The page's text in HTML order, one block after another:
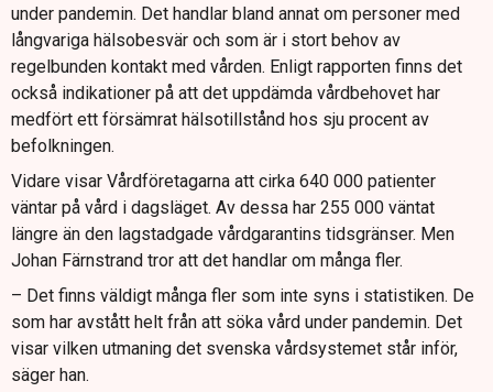
under pandemin. Det handlar bland annat om personer med
långvariga hälsobesvär och som är i stort behov av
regelbunden kontakt med vården. Enligt rapporten finns det
också indikationer på att det uppdämda vårdbehovet har
medfört ett försämrat hälsotillstånd hos sju procent av
befolkningen.
Vidare visar Vårdföretagarna att cirka 640 000 patienter
väntar på vård i dagsläget. Av dessa har 255 000 väntat
längre än den lagstadgade vårdgarantins tidsgränser. Men
Johan Färnstrand tror att det handlar om många fler.
– Det finns väldigt många fler som inte syns i statistiken. De
som har avstått helt från att söka vård under pandemin. Det
visar vilken utmaning det svenska vårdsystemet står inför,
säger han.